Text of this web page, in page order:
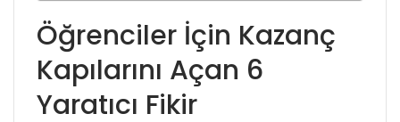
Öğrenciler İçin Kazanç
Kapılarını Açan 6
Yaratıcı Fikir